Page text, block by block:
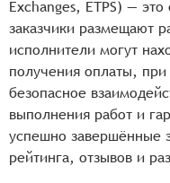
Exchanges, ETPS) —
заказчики размещают
исполнители могут
получения оплаты,
безопасное
выполнения работ и
успешно завершённые
рейтинга, отзывов и